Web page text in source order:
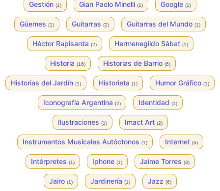
Gestión (1) Gian Paolo Minelli (1) Google (1)
Güemes (1) Guitarras (2) Guitarras del Mundo (1)
Héctor Rapisarda (2) Hermenegildo Sábat (1)
Historia (16) Historias de Barrio (6)
Historias del Jardín (1) Historieta (1) Humor Gráfico (1)
Iconografía Argentina (2) Identidad (1)
Ilustraciones (1) Imact Art (2)
Instrumentos Musicales Autóctonos (1) Internet (6)
Intérpretes (1) Iphone (1) Jaime Torres (3)
Jairo (1) Jardinería (1) Jazz (6)